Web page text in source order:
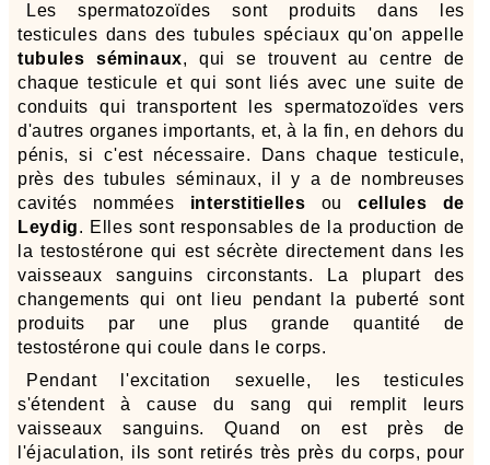
Les spermatozoïdes sont produits dans les
testicules dans des tubules spéciaux qu'on appelle
tubules séminaux, qui se trouvent au centre de
chaque testicule et qui sont liés avec une suite de
conduits qui transportent les spermatozoïdes vers
d'autres organes importants, et, à la fin, en dehors du
pénis, si c'est nécessaire. Dans chaque testicule,
près des tubules séminaux, il y a de nombreuses
cavités nommées interstitielles oucellules de
Leydig. Elles sont responsables de la production de
la testostérone qui est sécrète directement dans les
vaisseaux sanguins circonstants. La plupart des
changements qui ont lieu pendant la puberté sont
produits par une plus grande quantité de
testostérone qui coule dans le corps.
Pendant l'excitation sexuelle, les testicules
s'étendent à cause du sang qui remplit leurs
vaisseaux sanguins. Quand on est près de
l'éjaculation, ils sont retirés très près du corps, pour